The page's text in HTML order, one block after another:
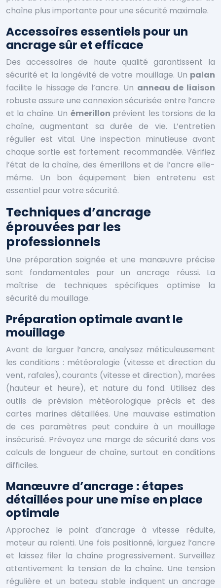
chaîne plus importante pour une sécurité maximale.
Accessoires essentiels pour un
ancrage sûr et efficace
Des accessoires de haute qualité garantissent la
sécurité et la longévité de votre mouillage. Un palan
facilite le hissage de l’ancre. Un anneau de liaison
robuste assure une connexion sécurisée entre l’ancre
et la chaîne. Un émerillon prévient les torsions de la
chaîne, augmentant sa durée de vie. L’entretien
régulier est vital. Une inspection minutieuse avant
chaque sortie est fortement recommandée. Vérifiez
l’état de la chaîne, des émerillons et de l’ancre elle-
même. Un bon équipement bien entretenu est
essentiel pour votre sécurité.
Techniques d’ancrage
éprouvées par les
professionnels
Une préparation soignée et une manœuvre précise
sont fondamentales pour un ancrage réussi. La
maîtrise de techniques spécifiques optimise la
sécurité du mouillage.
Préparation optimale avant le
mouillage
Avant de larguer l’ancre, analysez méticuleusement
les conditions : météorologie (vitesse et direction du
vent, rafales), courants (vitesse et direction), marées
(hauteur et heure), et nature du fond. Utilisez des
outils de prévision météorologique précis et des
cartes marines détaillées. Une mauvaise estimation
de ces paramètres peut conduire à un mouillage
insécurisé. Prévoyez une marge de sécurité dans vos
calculs de longueur de chaîne, surtout en conditions
difficiles.
Manœuvre d’ancrage : étapes
détaillées pour une mise en place
optimale
Approchez le point d’ancrage à vitesse réduite,
moteur au ralenti. Une fois positionné, larguez l’ancre
et laissez filer la chaîne progressivement. Surveillez
attentivement la tension de la chaîne. Une tension
régulière et un bateau stable indiquent un ancrage